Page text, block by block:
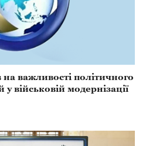
на важливості політичного
у військовій модернізації